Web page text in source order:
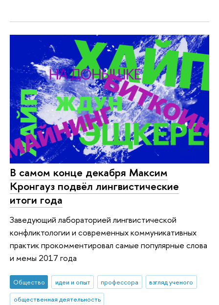
В самом конце декабря Максим
Кронгауз подвёл лингвистические
итоги года
Заведующий лабораторией лингвистической
конфликтологии и современных коммуникативных
практик прокомментировал самые популярные слова
и мемы 2017 года
Общество идеи и опыт профессора
взгляд ученого
общественная деятельность